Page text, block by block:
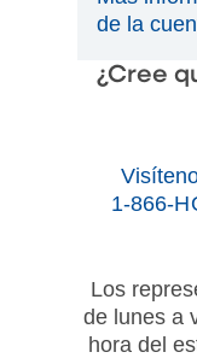
de la
¿Cree
1-866-
Los
de lunes a
hora del